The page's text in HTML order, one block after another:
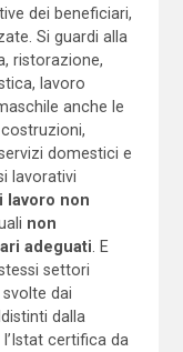
dei beneficiari,
Si guardi alla
ristorazione,
lavoro
anche le
domestici e
lavorativi
lavoro non
non
adeguati . E
settori
dai
dalla
certifica da